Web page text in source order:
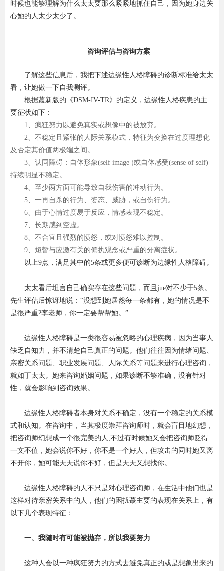
时候也能够理解为什么太太要那么紧紧地抓住自己，因为她身边关
心她的人太少太少了。
咨询评估与咨询方案
了解这些信息后，我把下述边缘性人格障碍的诊断标准给太太
看，让她做一下自我测评。
根据蕞新版的《DSM-IV-TR》的定义，边缘性人格疾患的主
要征状如下：
1、疯狂努力以避免真实或想像中的被放弃。
2、不稳定且紧张的人际关系模式，特征为变换在过度理想化
及否定其价值两极端之间。
3、认同障碍：自体形象(self image )或自体感受(sense of self)
持续明显不稳定。
4、至少两方面可能导致自我伤害的冲动行为。
5、一再自杀的行为、姿态、威胁，或自伤行为。
6、由于心情过度易于反应，情感表现不稳定。
7、长期感到空虚。
8、不合宜且强烈的愤怒，或对愤怒难以控制。
9、短暂与应激有关的偏执观念或严重的分离症状。
以上9点，满足其中的5条或更多便可诊断为边缘性人格障碍。
太太看后坦言自己确实存在这些问题，而且jue对不少于5条。
先生评估后惊讶地说：“没想到她居然每一条都有，她的情况是不
是很严重?李老师，你一定要帮帮她。”
边缘性人格障碍是一类很容易被忽略的心理疾病，因为当事人
缺乏自知力，并不清楚自己真正的问题。他们往往因为情绪问题、
亲密关系问题、职业发展问题、人际关系等问题来进行心理咨询，
就如丁太太。她来咨询婚姻问题，如果诊断不够准确，没有针对
性，就会影响到咨询效果。
边缘性人格障碍者本身对关系不确定，没有一个稳定的关系模
式和认知。在咨询中，当其极度崇拜咨询师时，就会盲目地幻想，
把咨询师幻想成一个很完美的人;不过有时候她又会把咨询师贬得
一文不值，她会说你不好，你不是一个好人，但攻击的同时她又离
不开你，她可能天天说你不好，但是天天又想找你。
边缘性人格障碍的人不只是对心理咨询师，在生活中他们也是
这样对待亲密关系中的人，他们的困扰蕞主要的表现在关系上，有
以下几个表现特征：
一、我随时有可能被抛弃，所以我要努力
这种人会以一种疯狂努力的方式去避免真正的或是想象出来的